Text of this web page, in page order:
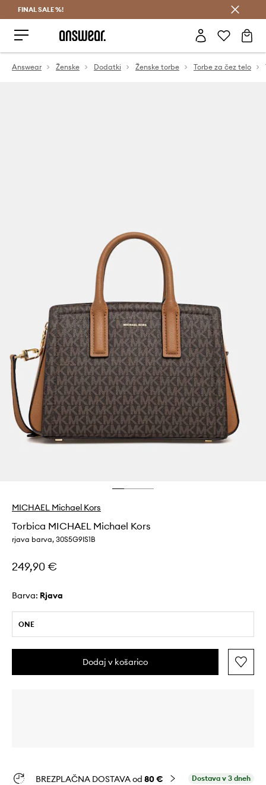
FINAL SALE %!
Answear Ženske Dodatki Ženske torbe Torbe za čez telo
MICHAEL Michael Kors
Torbica MICHAEL Michael Kors
rjava barva, 30S5G9IS1B
249,90 €
Barva: rjava
ONE
Dodaj v košarico
BREZPLAČNA DOSTAVA od 80 € Dostava v 3 dneh